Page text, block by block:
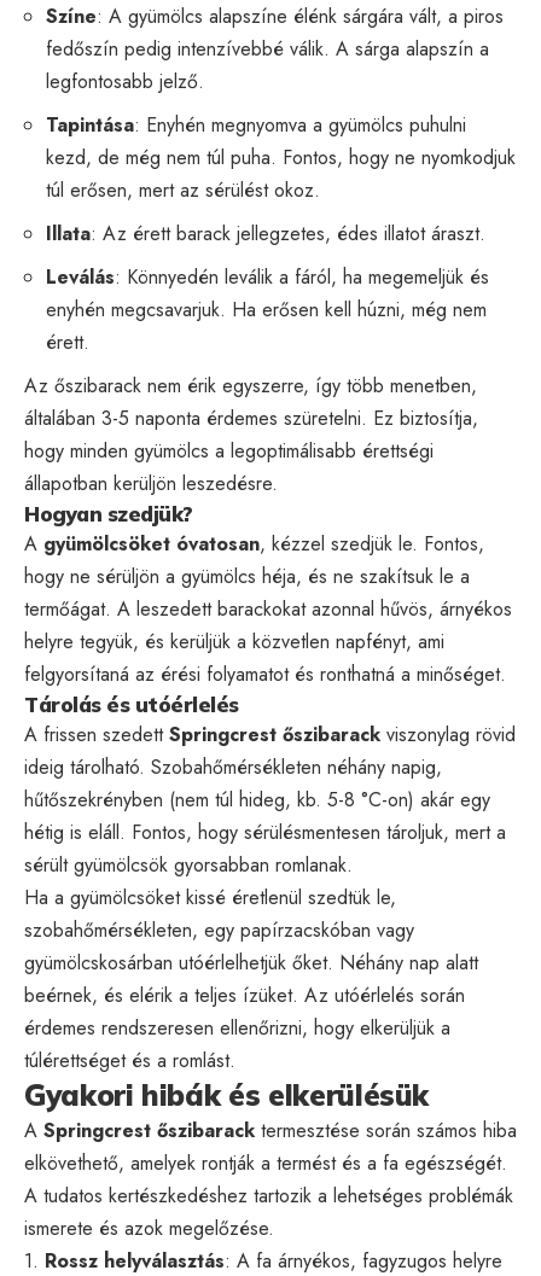
Színe: A gyümölcs alapszíne élénk sárgára vált, a piros
fedőszín pedig intenzívebbé válik. A sárga alapszín a
legfontosabb jelző.
Tapintása: Enyhén megnyomva a gyümölcs puhulni
kezd, de még nem túl puha. Fontos, hogy ne nyomkodjuk
túl erősen, mert az sérülést okoz.
Illata: Az érett barack jellegzetes, édes illatot áraszt.
Leválás: Könnyedén leválik a fáról, ha megemeljük és
enyhén megcsavarjuk. Ha erősen kell húzni, még nem
érett.
Az őszibarack nem érik egyszerre, így több menetben,
általában 3-5 naponta érdemes szüretelni. Ez biztosítja,
hogy minden gyümölcs a legoptimálisabb érettségi
állapotban kerüljön leszedésre.
Hogyan szedjük?
A gyümölcsöket óvatosan, kézzel szedjük le. Fontos,
hogy ne sérüljön a gyümölcs héja, és ne szakítsuk le a
termőágat. A leszedett barackokat azonnal hűvös, árnyékos
helyre tegyük, és kerüljük a közvetlen napfényt, ami
felgyorsítaná az érési folyamatot és ronthatná a minőséget.
Tárolás és utóérlelés
A frissen szedettSpringcrest őszibarack viszonylag rövid
ideig tárolható. Szobahőmérsékleten néhány napig,
hűtőszekrényben (nem túl hideg, kb. 5-8 °C-on) akár egy
hétig is eláll. Fontos, hogy sérülésmentesen tároljuk, mert a
sérült gyümölcsök gyorsabban romlanak.
Ha a gyümölcsöket kissé éretlenül szedtük le,
szobahőmérsékleten, egy papírzacskóban vagy
gyümölcskosárban utóérlelhetjük őket. Néhány nap alatt
beérnek, és elérik a teljes ízüket. Az utóérlelés során
érdemes rendszeresen ellenőrizni, hogy elkerüljük a
túlérettséget és a romlást.
Gyakori hibák és elkerülésük
A Springcrest őszibarack termesztése során számos hiba
elkövethető, amelyek rontják a termést és a fa egészségét.
A tudatos kertészkedéshez tartozik a lehetséges problémák
ismerete és azok megelőzése.
1. Rossz helyválasztás: A fa árnyékos, fagyzugos helyre